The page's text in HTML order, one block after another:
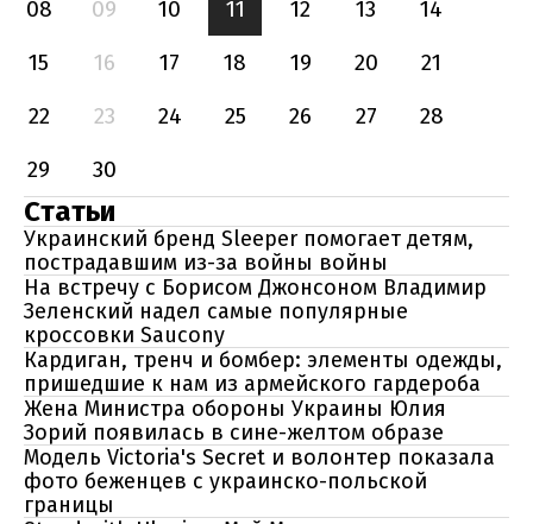
08
09 10 11 12 13
14
15
16 17 18 19 20
21
22
23 24 25 26 27
28
29
30
Статьи
Украинский бренд Sleeper помогает детям,
пострадавшим из-за войны войны
На встречу с Борисом Джонсоном Владимир
Зеленский надел самые популярные
кроссовки Saucony
Кардиган, тренч и бомбер: элементы одежды,
пришедшие к нам из армейского гардероба
Жена Министра обороны Украины Юлия
Зорий появилась в сине-желтом образе
Модель Victoria's Secret и волонтер показала
фото беженцев с украинско-польской
границы